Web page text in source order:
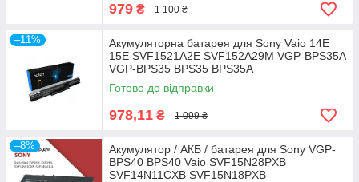
979 ₴ 1 100 ₴
–11%
Акумуляторна батарея для Sony Vaio 14E
15E SVF1521A2E SVF152A29M VGP-BPS35A
VGP-BPS35 BPS35 BPS35A
Готово до відправки
978,11 ₴ 1 099 ₴
–8%
Акумулятор / АКБ / батарея для Sony VGP-
BPS40 BPS40 Vaio SVF15N28PXB
SVF14N11CXB SVF15N18PXB